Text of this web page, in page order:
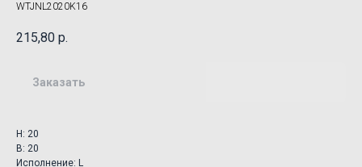
WTJNL2020K16
215,80 р.
Заказать
H: 20
B: 20
Исполнение: L